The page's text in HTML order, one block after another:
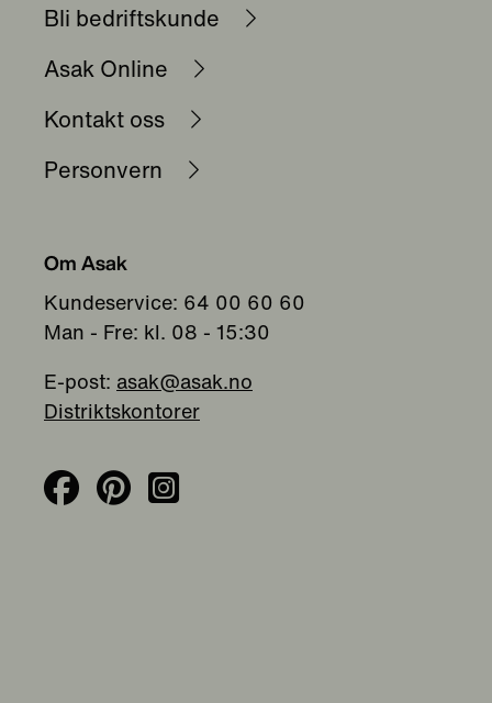
Bli bedriftskunde
Asak Online
Kontakt oss
Personvern
Om Asak
Kundeservice: 64 00 60 60
Man - Fre: kl. 08 - 15:30
E-post: asak@asak.no
Distriktskontorer